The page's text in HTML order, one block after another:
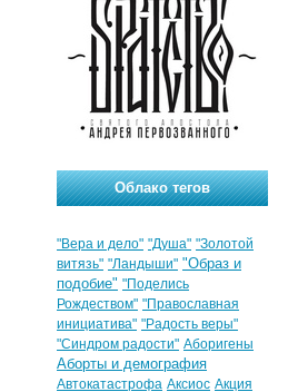
Облако тегов
"Вера и дело" "Душа" "Золотой
витязь" "Ландыши" "Образ и
подобие" "Поделись
Рождеством" "Православная
инициатива" "Радость веры"
"Синдром радости" Аборигены
Аборты и демография
Автокатастрофа Аксиос Акция